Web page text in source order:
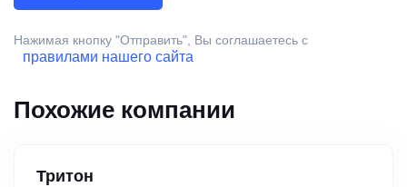
Нажимая кнопку "Отправить", Вы соглашаетесь с
правилами нашего сайта
Похожие компании
Тритон